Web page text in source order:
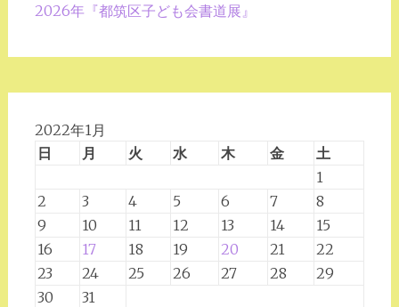
2026年『都筑区子ども会書道展』
2022年1月
日
月 火 水 木 金
土
1
2
3 4 5 6 7
8
9
10 11 12 13 14
15
16
17 18 19 20 21
22
23
24 25 26 27 28
29
30
31